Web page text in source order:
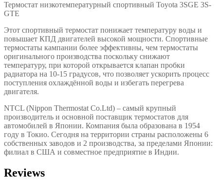
Термостат низкотемпературный спортивный Toyota 3SGE 3S-
GTE
Этот спортивный термостат понижает температуру воды и
повышает КПД двигателей высокой мощности. Спортивные
термостаты кампании более эффективны, чем термостаты
оригинального производства поскольку снижают
температуру, при которой открывается клапан пробки
радиатора на 10-15 градусов, что позволяет ускорить процесс
поступления охлаждённой воды и избегать перегрева
двигателя.
NTCL (Nippon Thermostat Co.Ltd) – самый крупный
производитель и основной поставщик термостатов для
автомобилей в Японии. Компания была образована в 1954
году в Токио. Сегодня на территории страны расположены 6
собственных заводов и 2 производства, за пределами Японии:
филиал в США и совместное предприятие в Индии.
Reviews